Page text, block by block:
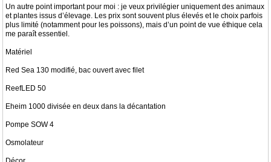
Un autre point important pour moi : je veux privilégier uniquement des animaux
et plantes issus d’élevage. Les prix sont souvent plus élevés et le choix parfois
plus limité (notamment pour les poissons), mais d’un point de vue éthique cela
me paraît essentiel.
Matériel
Red Sea 130 modifié, bac ouvert avec filet
ReefLED 50
Eheim 1000 divisée en deux dans la décantation
Pompe SOW 4
Osmolateur